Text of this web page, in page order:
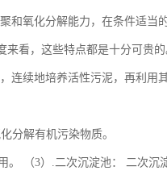
和氧化分解能力，在条件适当
看，这些特点都是十分可贵的
连续地培养活性污泥，再利用
分解有机污染物质。
。 （3）.二次沉淀池： 二次沉